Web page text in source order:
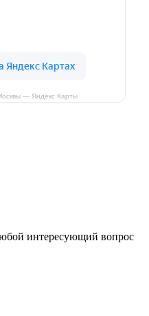
— Яндекс Карты
интересующий вопрос